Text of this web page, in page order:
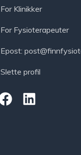
For Klinikker
For Fysioterapeuter
Epost:
Slette profil